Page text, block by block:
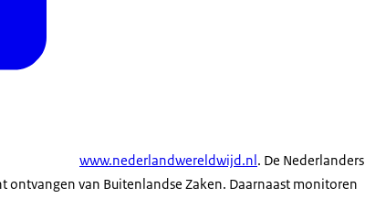
www.nederlandwereldwijd.nl. De Nederlanders
van Buitenlandse Zaken. Daarnaast monitoren